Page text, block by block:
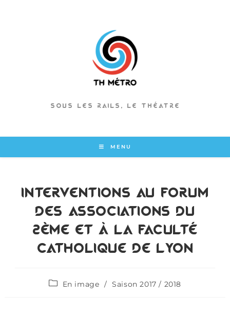
SOUS LES RAILS, LE THÉATRE
MENU
Interventions au Forum
des Associations du
2ème et à la Faculté
Catholique de Lyon
En image / Saison 2017 / 2018